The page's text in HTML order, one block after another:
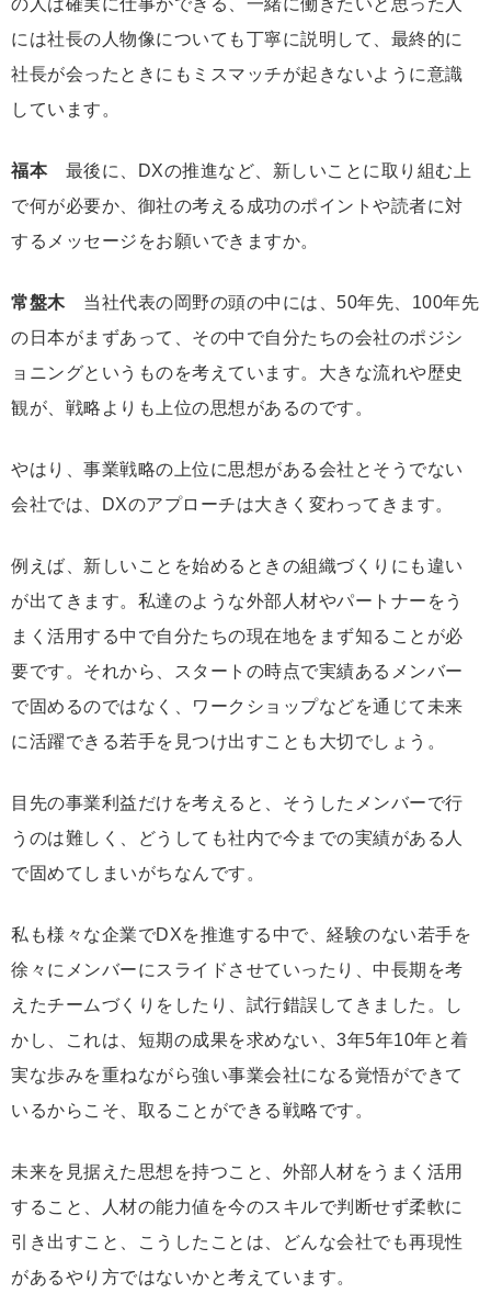
には社長の人物像についても丁寧に説明して、最終的に
社長が会ったときにもミスマッチが起きないように意識
しています。
福本最後に、DXの推進など、新しいことに取り組む上
で何が必要か、御社の考える成功のポイントや読者に対
するメッセージをお願いできますか。
常盤木当社代表の岡野の頭の中には、50年先、100年先
の日本がまずあって、その中で自分たちの会社のポジシ
ョニングというものを考えています。大きな流れや歴史
観が、戦略よりも上位の思想があるのです。
やはり、事業戦略の上位に思想がある会社とそうでない
会社では、DXのアプローチは大きく変わってきます。
例えば、新しいことを始めるときの組織づくりにも違い
が出てきます。私達のような外部人材やパートナーをう
まく活用する中で自分たちの現在地をまず知ることが必
要です。それから、スタートの時点で実績あるメンバー
で固めるのではなく、ワークショップなどを通じて未来
に活躍できる若手を見つけ出すことも大切でしょう。
目先の事業利益だけを考えると、そうしたメンバーで行
うのは難しく、どうしても社内で今までの実績がある人
で固めてしまいがちなんです。
私も様々な企業でDXを推進する中で、経験のない若手を
徐々にメンバーにスライドさせていったり、中長期を考
えたチームづくりをしたり、試行錯誤してきました。し
かし、これは、短期の成果を求めない、3年5年10年と着
実な歩みを重ねながら強い事業会社になる覚悟ができて
いるからこそ、取ることができる戦略です。
未来を見据えた思想を持つこと、外部人材をうまく活用
すること、人材の能力値を今のスキルで判断せず柔軟に
引き出すこと、こうしたことは、どんな会社でも再現性
があるやり方ではないかと考えています。